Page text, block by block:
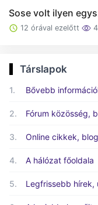
Sose volt ilyen
12 órával ezelőtt 4
Társlapok
1. Bővebb
2. Fórum közösség,
3. Online cikkek,
4. A hálózat főoldala
5. Legfrissebb hírek,